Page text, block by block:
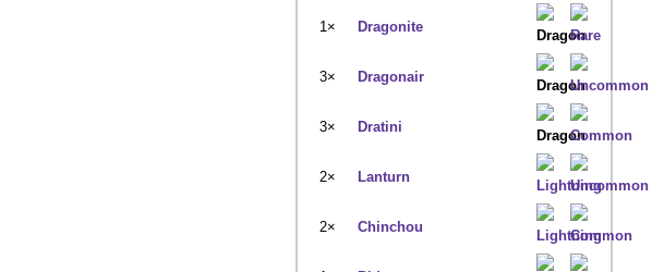
1× Dragonite
3× Dragonair
3× Dratini
2× Lanturn
2× Chinchou